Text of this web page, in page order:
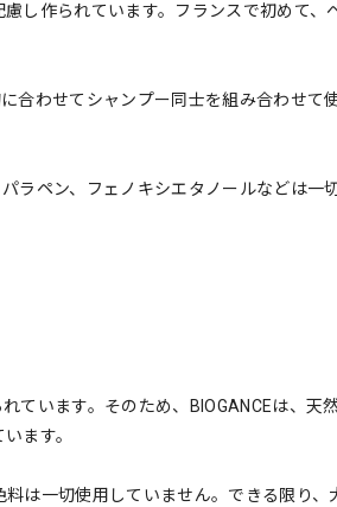
し作られています。フランスで初めて、
合わせてシャンプー同士を組み合わせて
ラペン、フェノキシエタノールなどは一
ています。そのため、BIOGANCEは、天
ます。
は一切使用していません。できる限り、